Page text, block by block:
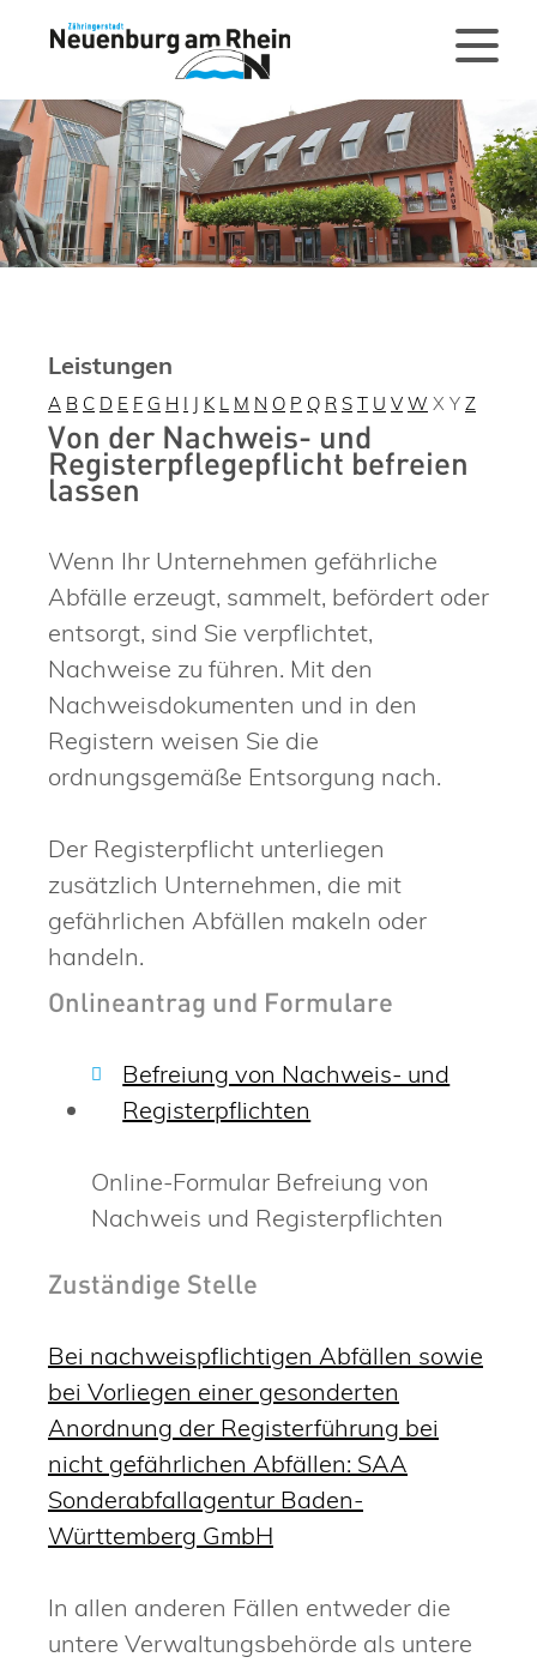
Leistungen
A B C D E F G H I J K L M N O P Q R S T U V W X Y Z
Von der Nachweis- und
Registerpflegepflicht befreien
lassen
Wenn Ihr Unternehmen gefährliche
Abfälle erzeugt, sammelt, befördert oder
entsorgt, sind Sie verpflichtet,
Nachweise zu führen. Mit den
Nachweisdokumenten und in den
Registern weisen Sie die
ordnungsgemäße Entsorgung nach.
Der Registerpflicht unterliegen
zusätzlich Unternehmen, die mit
gefährlichen Abfällen makeln oder
handeln.
Onlineantrag und Formulare
Befreiung von Nachweis- und
Registerpflichten
Online-Formular Befreiung von
Nachweis und Registerpflichten
Zuständige Stelle
Bei nachweispflichtigen Abfällen sowie
bei Vorliegen einer gesonderten
Anordnung der Registerführung bei
nicht gefährlichen Abfällen: SAA
Sonderabfallagentur Baden-
Württemberg GmbH
In allen anderen Fällen entweder die
untere Verwaltungsbehörde als untere